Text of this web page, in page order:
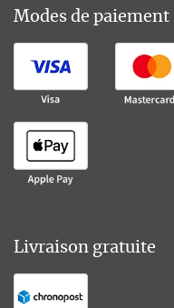
Modes de paiement
Livraison gratuite